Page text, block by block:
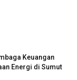
Keuangan
Energi di Sumut